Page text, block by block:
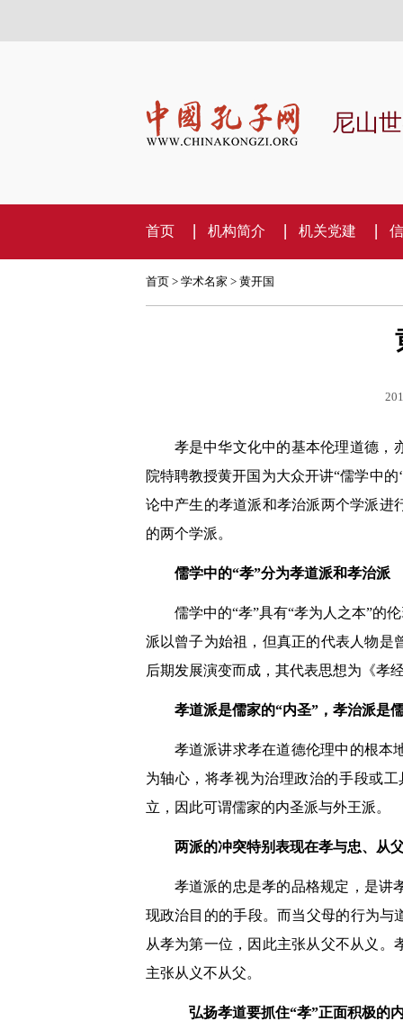
尼山
首页 机构简介 机关党建
首页> 学术名家 > 黄开国
孝是中华文化中的基本伦理道德，
院特聘教授黄开国为大众开讲“儒学中
论中产生的孝道派和孝治派两个学派进
的两个学派。
儒学中的“孝”分为孝道派和孝治派
儒学中的“孝”具有“孝为人之本”的
派以曾子为始祖，但真正的代表人物是
后期发展演变而成，其代表思想为《孝
孝道派是儒家的“内圣”，孝治派是
孝道派讲求孝在道德伦理中的根本
为轴心，将孝视为治理政治的手段或
立，因此可谓儒家的内圣派与外王派。
两派的冲突特别表现在孝与忠、从
孝道派的忠是孝的品格规定，是讲
现政治目的的手段。而当父母的行为与
从孝为第一位，因此主张从父不从义
主张从义不从父。
弘扬孝道要抓住“孝”正面积极的